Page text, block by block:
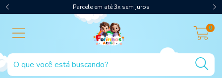
Parcele em até 3x sem juros
0